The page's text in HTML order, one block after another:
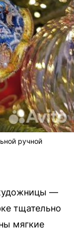
ручной
—
тщательно
мягкие